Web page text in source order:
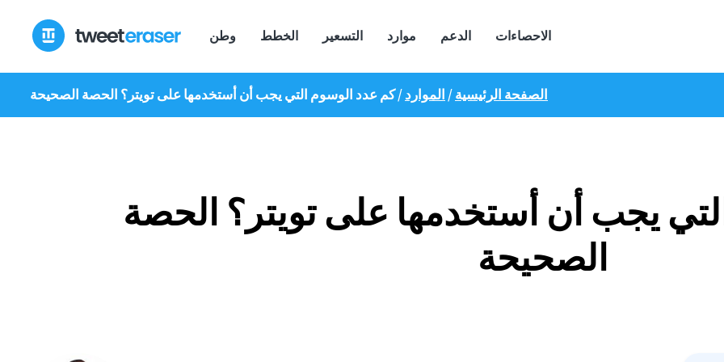
المحتوى
وطن الخطط التسعير موارد الدعم الاحصاءات
الصفحة الرئيسية/ الموارد/كم عدد الوسوم التي يجب أن أستخدمها على تويتر؟ الحصة الصحيحة
يجب أن أستخدمها على تويتر؟ الحصة
الصحيحة